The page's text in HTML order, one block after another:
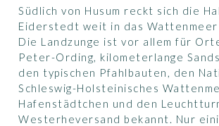
Südlich von Husum reckt sich die
Eiderstedt weit in das
Die Landzunge ist vor allem für
Peter-Ording, kilometerlange
den typischen Pfahlbauten, den
Schleswig-Holsteinisches
Hafenstädtchen und den
Westerheversand bekannt. Nur